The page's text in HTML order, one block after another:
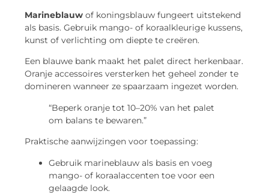
Marineblauw of koningsblauw fungeert uitstekend
als basis. Gebruik mango- of koraalkleurige kussens,
kunst of verlichting om diepte te creëren.
Een blauwe bank maakt het palet direct herkenbaar.
Oranje accessoires versterken het geheel zonder te
domineren wanneer ze spaarzaam ingezet worden.
“Beperk oranje tot 10–20% van het palet
om balans te bewaren.”
Praktische aanwijzingen voor toepassing:
Gebruik marineblauw als basis en voeg
mango- of koraalaccenten toe voor een
gelaagde look.